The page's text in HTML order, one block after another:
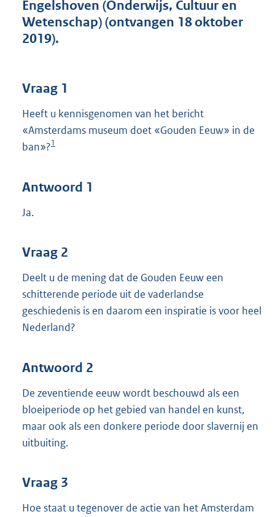
:
4
Engelshoven (Onderwijs, Cultuur en
Wetenschap) (ontvangen 18 oktober
2019).
Vraag 1
Heeft u kennisgenomen van het bericht
«Amsterdams museum doet «Gouden Eeuw» in de
ban»?1
Antwoord 1
Ja.
Vraag 2
Deelt u de mening dat de Gouden Eeuw een
schitterende periode uit de vaderlandse
geschiedenis is en daarom een inspiratie is voor heel
Nederland?
Antwoord 2
De zeventiende eeuw wordt beschouwd als een
bloeiperiode op het gebied van handel en kunst,
maar ook als een donkere periode door slavernij en
uitbuiting.
Vraag 3
Hoe staat u tegenover de actie van het Amsterdam